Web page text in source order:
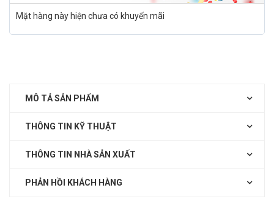
Mặt hàng này hiện chưa có khuyến mãi
MÔ TẢ SẢN PHẨM
THÔNG TIN KỸ THUẬT
THÔNG TIN NHÀ SẢN XUẤT
PHẢN HỒI KHÁCH HÀNG